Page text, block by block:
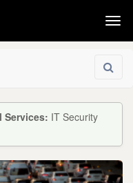
Services: IT Security